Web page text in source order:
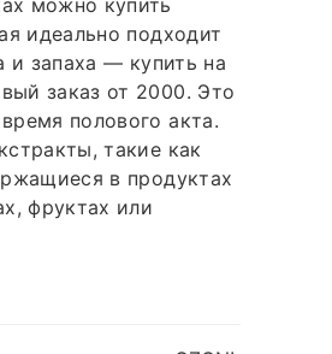
идеально подходит
и запаха — купить на
заказ от 2000. Это
полового акта.
такие как
в продуктах
фруктах или